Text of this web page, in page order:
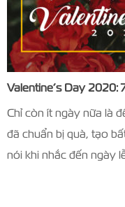
Valentine’s Day 2020:
Chỉ còn ít ngày nữa là
đã chuẩn bị quà, tạo
nói khi nhắc đến ngày